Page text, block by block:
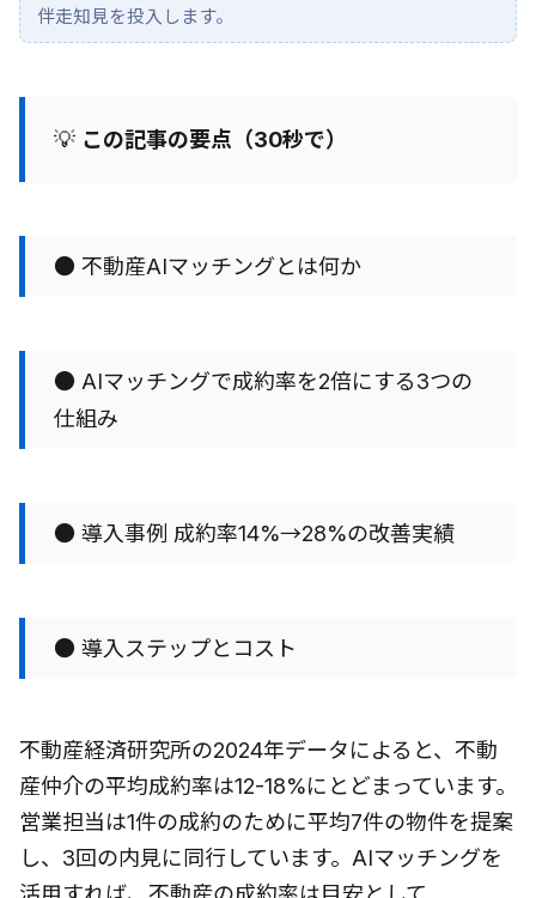
伴走知見を投入します。
💡 この記事の要点（30秒で）
● 不動産AIマッチングとは何か
● AIマッチングで成約率を2倍にする3つの
仕組み
● 導入事例 成約率14%→28%の改善実績
● 導入ステップとコスト
不動産経済研究所の2024年データによると、不動
産仲介の平均成約率は12-18%にとどまっています。
営業担当は1件の成約のために平均7件の物件を提案
し、3回の内見に同行しています。AIマッチングを